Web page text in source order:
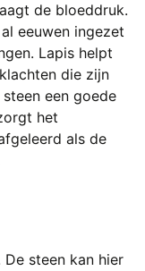
de bloeddruk.
eeuwen ingezet
Lapis helpt
die zijn
een goede
het
als de
steen kan hier